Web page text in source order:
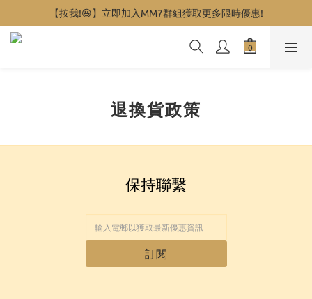
【按我!😆】立即加入MM7群組獲取更多限時優惠!
退換貨政策
保持聯繫
訂閱